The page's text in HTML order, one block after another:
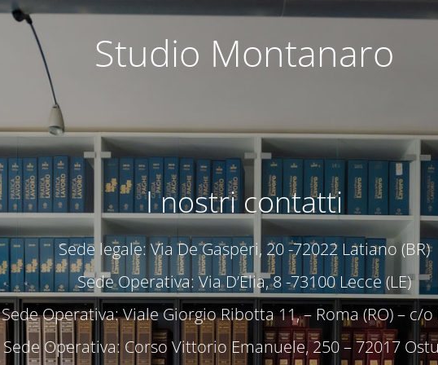
Studio Montanaro
I nostri contatti
Sede legale: Via De Gasperi, 20 -72022 Latiano (BR)
Sede Operativa: Via D’Elia, 8 -73100 Lecce (LE)
Sede Operativa: Viale Giorgio Ribotta 11, – Roma (RO) – c/o
Sede Operativa: Corso Vittorio Emanuele, 250 – 72017